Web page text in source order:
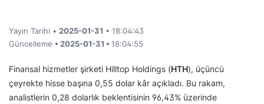
Yayın Tarihi • 2025-01-31 • 18:04:43
Güncelleme • 2025-01-31 • 18:04:55
Finansal hizmetler şirketi Hilltop Holdings (HTH), üçüncü
çeyrekte hisse başına 0,55 dolar kâr açıkladı. Bu rakam,
analistlerin 0,28 dolarlık beklentisinin 96,43% üzerinde